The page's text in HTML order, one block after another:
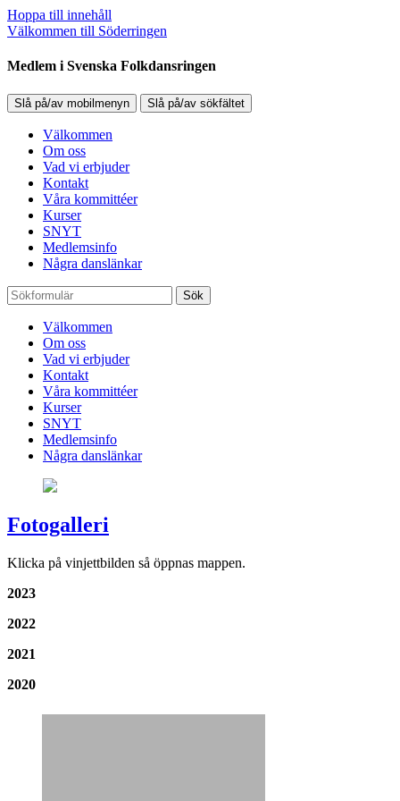
Hoppa till innehåll
Välkommen till Söderringen
Medlem i Svenska Folkdansringen
Slå på/av mobilmenyn Slå på/av sökfältet
Välkommen
Om oss
Vad vi erbjuder
Kontakt
Våra kommittéer
Kurser
SNYT
Medlemsinfo
Några danslänkar
Sök
Välkommen
Om oss
Vad vi erbjuder
Kontakt
Våra kommittéer
Kurser
SNYT
Medlemsinfo
Några danslänkar
Fotogalleri
Klicka på vinjettbilden så öppnas mappen.
2023
2022
2021
2020